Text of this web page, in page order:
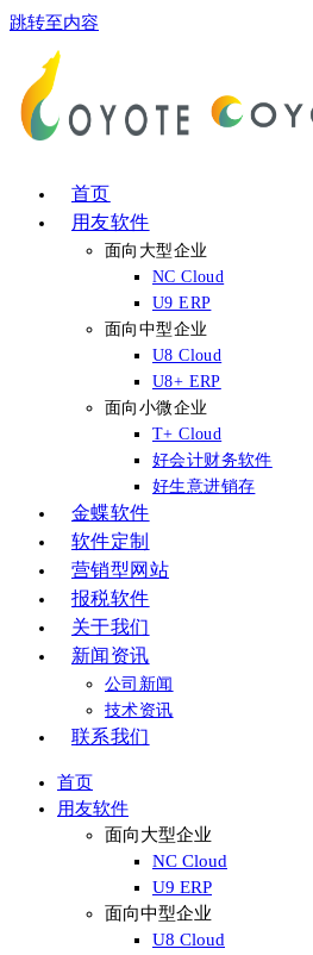
跳转至内容
首页
用友软件
面向大型企业
NC Cloud
U9 ERP
面向中型企业
U8 Cloud
U8+ ERP
面向小微企业
T+ Cloud
好会计财务软件
好生意进销存
金蝶软件
软件定制
营销型网站
报税软件
关于我们
新闻资讯
公司新闻
技术资讯
联系我们
首页
用友软件
面向大型企业
NC Cloud
U9 ERP
面向中型企业
U8 Cloud